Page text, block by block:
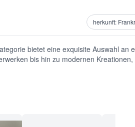
herkunft:
bietet eine exquisite Auswahl an
bis hin zu modernen